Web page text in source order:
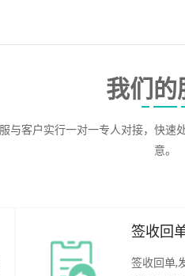
我们的
与客户实行一对一专人对接，快
意。
签收回
签收回单,